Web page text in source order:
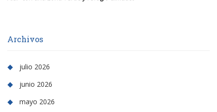
Archivos
julio 2026
junio 2026
mayo 2026